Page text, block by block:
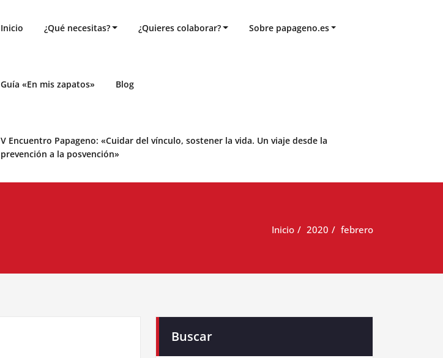
Inicio ¿Qué necesitas? ¿Quieres colaborar? Sobre papageno.es
Guía «En mis zapatos» Blog
V Encuentro Papageno: «Cuidar del vínculo, sostener la vida. Un viaje desde la
prevención a la posvención»
Inicio 2020 febrero
Buscar